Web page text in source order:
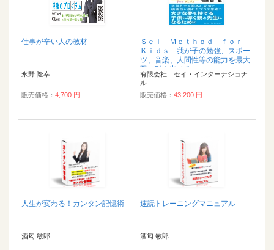
仕事が辛い人の教材
永野 隆幸
販売価格： 4,700 円
Ｓｅｉ Ｍｅｔｈｏｄ ｆｏｒ
Ｋｉｄｓ 我が子の勉強、スポー
ツ、音楽、人間性等の能力を最大
限に引き出せる...
有限会社 セイ・インターナショナ
ル
販売価格： 43,200 円
人生が変わる！カンタン記憶術
酒匂 敏郎
速読トレーニングマニュアル
酒匂 敏郎